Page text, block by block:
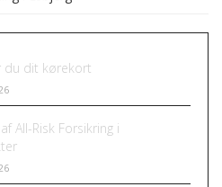
du dit kørekort
All-Risk Forsikring i